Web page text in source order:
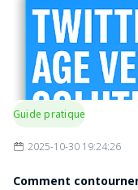
Guide pratique
2025-10-30 19:24:26
Comment